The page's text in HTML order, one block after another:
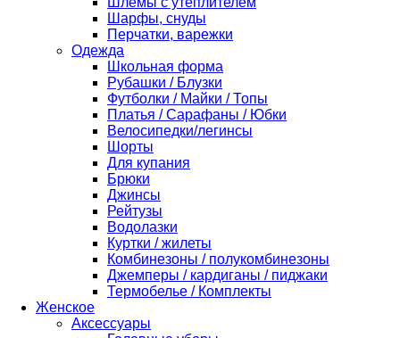
Шарфы, снуды
Перчатки, варежки
Одежда
Школьная форма
Рубашки / Блузки
Футболки / Майки / Топы
Платья / Сарафаны / Юбки
Велосипедки/легинсы
Шорты
Для купания
Брюки
Джинсы
Рейтузы
Водолазки
Куртки / жилеты
Комбинезоны / полукомбинезоны
Джемперы / кардиганы / пиджаки
Термобелье / Комплекты
Женское
Аксессуары